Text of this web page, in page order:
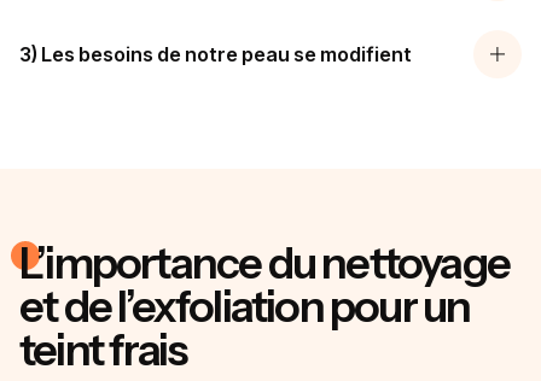
3) Les besoins de notre peau se modifient
L’importance du nettoyage
et de l’exfoliation pour un
teint frais